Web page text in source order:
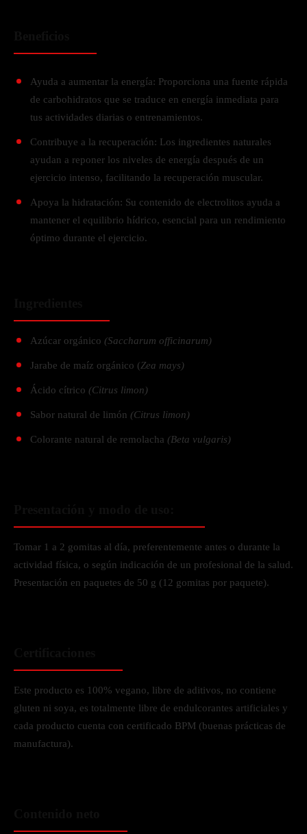
Ayuda a aumentar la energía: Proporciona una fuente rápida
de carbohidratos que se traduce en energía inmediata para
tus actividades diarias o entrenamientos.
Contribuye a la recuperación: Los ingredientes naturales
ayudan a reponer los niveles de energía después de un
ejercicio intenso, facilitando la recuperación muscular.
Apoya la hidratación: Su contenido de electrolitos ayuda a
mantener el equilibrio hídrico, esencial para un rendimiento
óptimo durante el ejercicio.
Azúcar orgánico (Saccharum officinarum)
Jarabe de maíz orgánico (Zea mays)
Ácido cítrico (Citrus limon)
Sabor natural de limón (Citrus limon)
Colorante natural de remolacha (Beta vulgaris)
Tomar 1 a 2 gomitas al día, preferentemente antes o durante la
actividad física, o según indicación de un profesional de la salud.
Presentación en paquetes de 50 g (12 gomitas por paquete).
Este producto es 100% vegano, libre de aditivos, no contiene
gluten ni soya, es totalmente libre de endulcorantes artificiales y
cada producto cuenta con certificado BPM (buenas prácticas de
manufactura).